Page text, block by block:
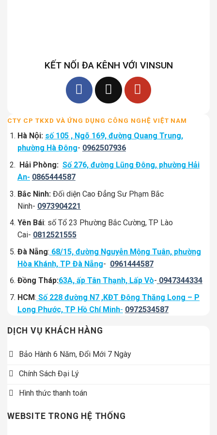
KẾT NỐI ĐA KÊNH VỚI VINSUN
CTY CP TKXD VÀ ỨNG DỤNG CÔNG NGHỆ VIỆT NAM
Hà Nội: số 105 , Ngõ 169, đường Quang Trung,
phường Hà Đông- 0962507936
Hải Phòng: Số 276, đường Lũng Đông, phường Hải
An- 0865444587
Bắc Ninh: Đối diện Cao Đẳng Sư Phạm Bắc
Ninh- 0973904221
Yên Bái: số Tổ 23 Phường Bắc Cường, TP Lào
Cai- 0812521555
Đà Nẵng: 68/15, đường Nguyễn Mộng Tuân, phường
Hòa Khánh, TP Đà Nẵng- 0961444587
Đồng Tháp:63A, ấp Tân Thạnh, Lấp Vò- 0947344334
HCM: Số 228 đường N7 ,KĐT Đông Thăng Long – P
Long Phước, TP Hồ Chí Minh- 0972534587
DỊCH VỤ KHÁCH HÀNG
Bảo Hành 6 Năm, Đổi Mới 7 Ngày
Chính Sách Đại Lý
Hình thức thanh toán
WEBSITE TRONG HỆ THỐNG